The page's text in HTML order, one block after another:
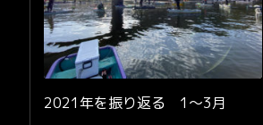
2021年を振り返る 1〜3月